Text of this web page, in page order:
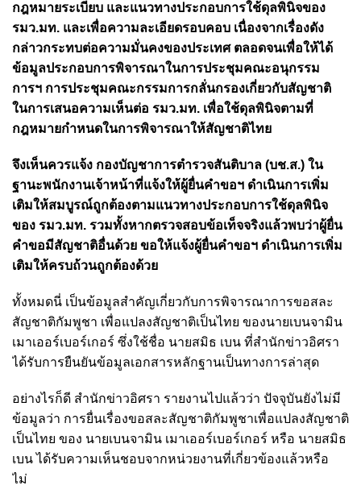
กฎหมายระเบียบ และแนวทางประกอบการใช้ดุลพินิจของ
รมว.มท. และเพื่อความละเอียดรอบคอบ เนื่องจากเรื่องดัง
กล่าวกระทบต่อความมั่นคงของประเทศ ตลอดจนเพื่อให้ได้
ข้อมูลประกอบการพิจารณาในการประชุมคณะอนุกรรม
การฯ การประชุมคณะกรรมการกลั่นกรองเกี่ยวกับสัญชาติ
ในการเสนอความเห็นต่อ รมว.มท. เพื่อใช้ดุลพินิจตามที่
กฎหมายกำหนดในการพิจารณาให้สัญชาติไทย
จึงเห็นควรแจ้ง กองบัญชาการตำรวจสันติบาล (บช.ส.) ใน
ฐานะพนักงานเจ้าหน้าที่แจ้งให้ผู้ยื่นคำขอฯ ดำเนินการเพิ่ม
เติมให้สมบูรณ์ถูกต้องตามแนวทางประกอบการใช้ดุลพินิจ
ของ รมว.มท. รวมทั้งหากตรวจสอบข้อเท็จจริงแล้วพบว่าผู้ยื่น
คำขอมีสัญชาติอื่นด้วย ขอให้แจ้งผู้ยื่นคำขอฯ ดำเนินการเพิ่ม
เติมให้ครบถ้วนถูกต้องด้วย
ทั้งหมดนี่ เป็นข้อมูลสำคัญเกี่ยวกับการพิจารณาการขอสละ
สัญชาติกัมพูชา เพื่อแปลงสัญชาติเป็นไทย ของนายเบนจามิน
เมาเออร์เบอร์เกอร์ ซึ่งใช้ชื่อ นายสมิธ เบน ที่สำนักข่าวอิศรา
ได้รับการยืนยันข้อมูลเอกสารหลักฐานเป็นทางการล่าสุด
อย่างไรก็ดี สำนักข่าวอิศรา รายงานไปแล้วว่า ปัจจุบันยังไม่มี
ข้อมูลว่า การยื่นเรื่องขอสละสัญชาติกัมพูชาเพื่อแปลงสัญชาติ
เป็นไทย ของ นายเบนจามิน เมาเออร์เบอร์เกอร์ หรือ นายสมิธ
เบน ได้รับความเห็นชอบจากหน่วยงานที่เกี่ยวข้องแล้วหรือ
ไม่